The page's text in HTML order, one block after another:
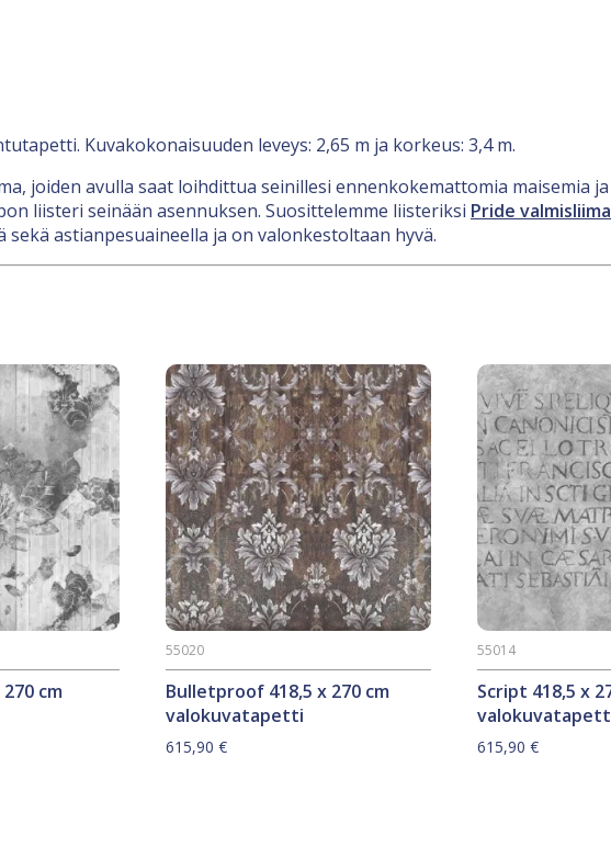
Kuvakokonaisuuden leveys: 2,65 m ja korkeus: 3,4 m.
joiden avulla saat loihdittua seinillesi ennenkokemattomia maisemia
liisteri seinään asennuksen. Suosittelemme liisteriksi Pride
astianpesuaineella ja on valonkestoltaan hyvä.
cm
Bulletproof 418,5 x 270 cm
valokuvatapetti
55020
615,90 €
Script 418,5 x
55014
615,90€